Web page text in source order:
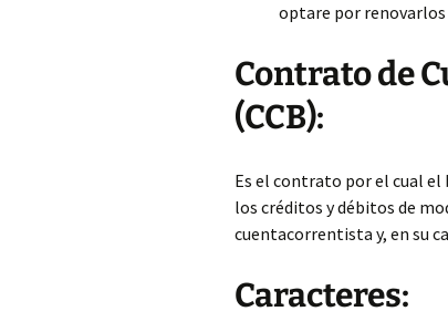
optare por
Contrato de
(CCB):
Es el contrato por el cual el
los créditos y débitos de
cuentacorrentista y, en su
Caracteres: